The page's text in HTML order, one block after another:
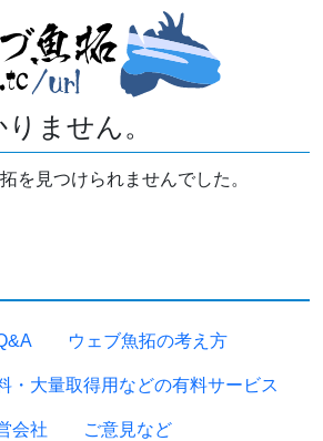
ません。
を見つけられませんでした。
ウェブ魚拓の考え方
・大量取得用などの有料サービス
会社 ご意見など